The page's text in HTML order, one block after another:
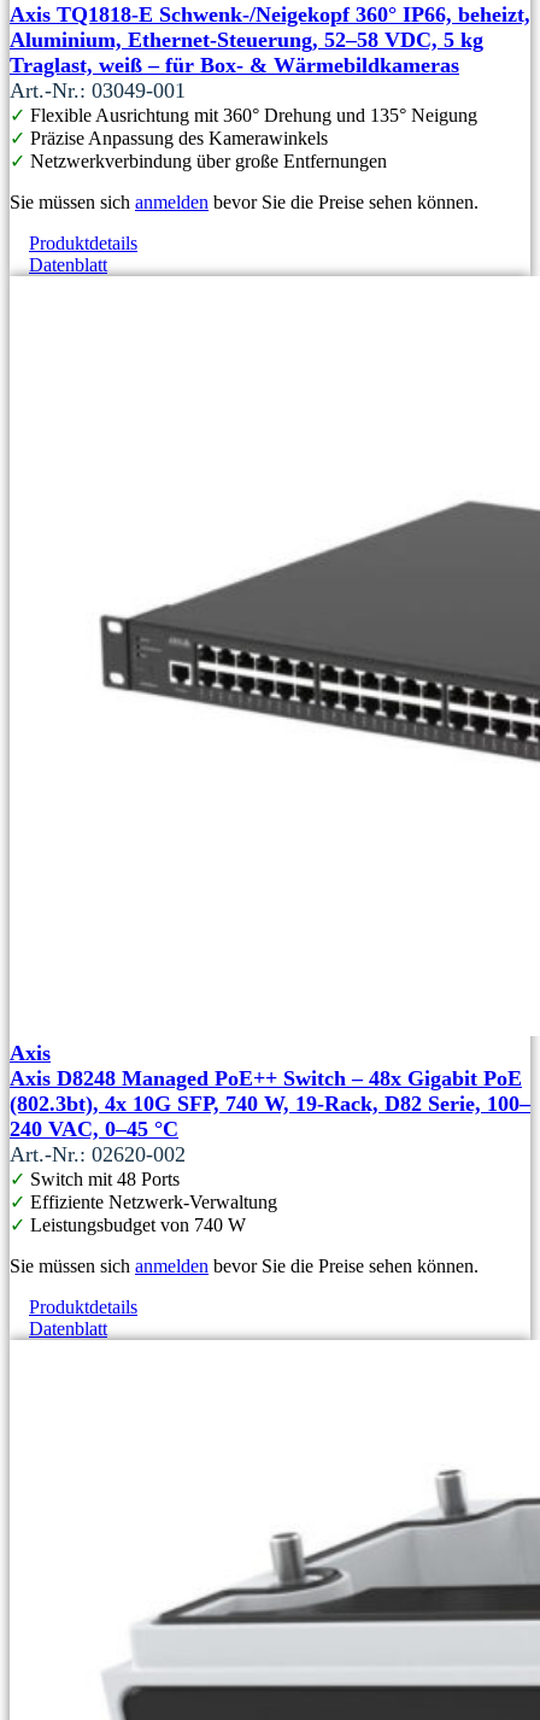
Axis TQ1818-E Schwenk-/Neigekopf 360° IP66, beheizt,
Aluminium, Ethernet-Steuerung, 52–58 VDC, 5 kg
Traglast, weiß – für Box- & Wärmebildkameras
Art.-Nr.: 03049-001
✓ Flexible Ausrichtung mit 360° Drehung und 135° Neigung
✓ Präzise Anpassung des Kamerawinkels
✓ Netzwerkverbindung über große Entfernungen
Sie müssen sich anmelden bevor Sie die Preise sehen können.
Produktdetails
Datenblatt
Axis
Axis D8248 Managed PoE++ Switch – 48x Gigabit PoE
(802.3bt), 4x 10G SFP, 740 W, 19-Rack, D82 Serie, 100–
240 VAC, 0–45 °C
Art.-Nr.: 02620-002
✓ Switch mit 48 Ports
✓ Effiziente Netzwerk-Verwaltung
✓ Leistungsbudget von 740 W
Sie müssen sich anmelden bevor Sie die Preise sehen können.
Produktdetails
Datenblatt